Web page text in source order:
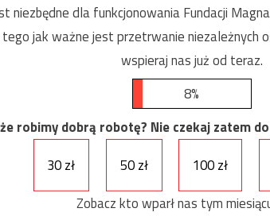
niezbędne dla funkcjonowania Fundacji
jak ważne jest przetrwanie niezależnych
wspieraj nas już od teraz.
8%
robimy dobrą robotę? Nie czekaj zatem
30 zł
50 zł 100 zł
Zobacz kto wparł nas tym